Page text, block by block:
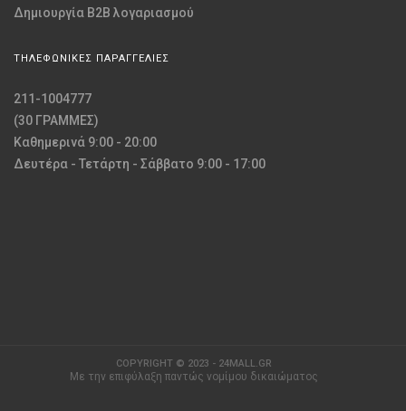
Δημιουργία B2B λογαριασμού
ΤΗΛΕΦΩΝΙΚΕΣ ΠΑΡΑΓΓΕΛΙΕΣ
211-1004777
(30 ΓΡΑΜΜΕΣ)
Καθημερινά 9:00 - 20:00
Δευτέρα - Τετάρτη - Σάββατο 9:00 - 17:00
COPYRIGHT © 2023 - 24MALL.GR
Με την επιφύλαξη παντώς νομίμου δικαιώματος